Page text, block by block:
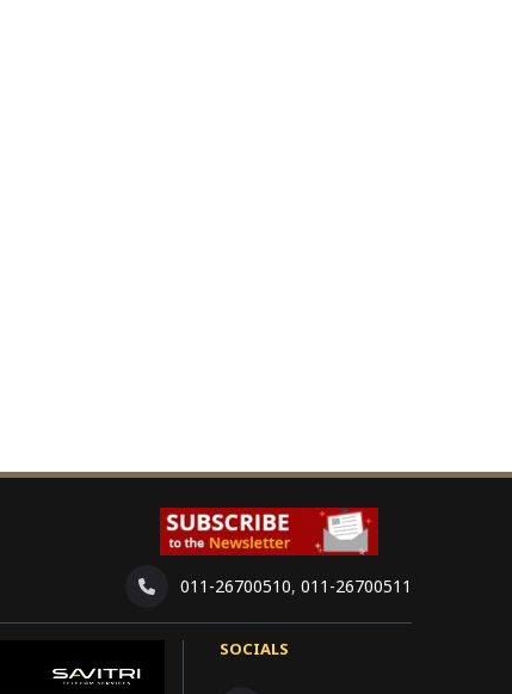
011-26700510, 011-26700511
SOCIALS